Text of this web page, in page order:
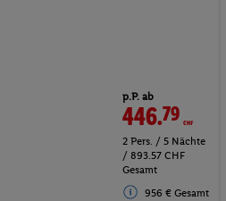
p.P. ab
446.79CHF
2 Pers. / 5 Nächte
/ 893.57 CHF
Gesamt
956 € Gesamt